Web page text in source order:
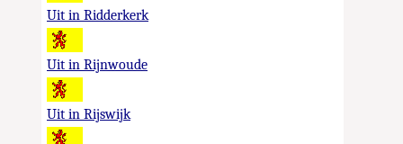
Uit in Ridderkerk
Uit in Rijnwoude
Uit in Rijswijk